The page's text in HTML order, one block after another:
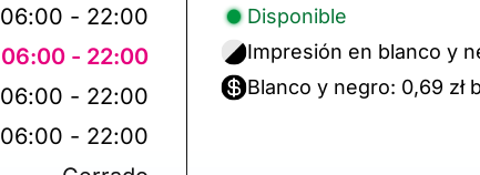
06:00 - 22:00
06:00 - 22:00
06:00 - 22:00
06:00 - 22:00
Disponible
Impresión en blanco y
Blanco y negro: 0,69 zł